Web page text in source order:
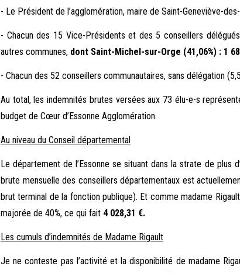
- Le Président de l’agglomération, maire de Saint-Geneviève-
- Chacun des 15 Vice-Présidents et des 5 conseillers
autres communes, dont Saint-Michel-sur-Orge (41,06%) : 1
- Chacun des 52 conseillers communautaires, sans délégation
Au total, les indemnités brutes versées aux 73 élu-e-s
budget de Cœur d’Essonne Agglomération.
Au niveau du Conseil départemental
Le département de l’Essonne se situant dans la strate de plus
brute mensuelle des conseillers départementaux est
brut terminal de la fonction publique). Et comme madame
majorée de 40%, ce qui fait 4 028,31 €.
Les cumuls d’indemnités de Madame Rigault
Je ne conteste pas l’activité et la disponibilité de madame